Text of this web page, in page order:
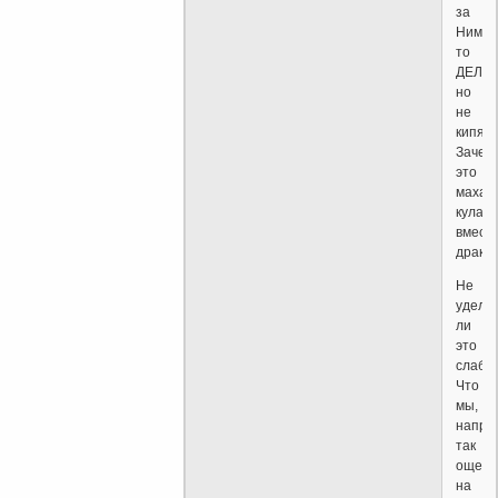
за
Ним",
то
но
не
Зачем
это
Не
удел
ли
это
Что
мы,
так
на